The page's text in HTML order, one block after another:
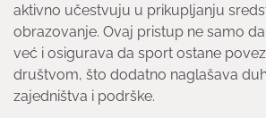
aktivno učestvuju u prikupljanju
obrazovanje. Ovaj pristup ne samo
već i osigurava da sport ostane
društvom, što dodatno naglašava
zajedništva i podrške.